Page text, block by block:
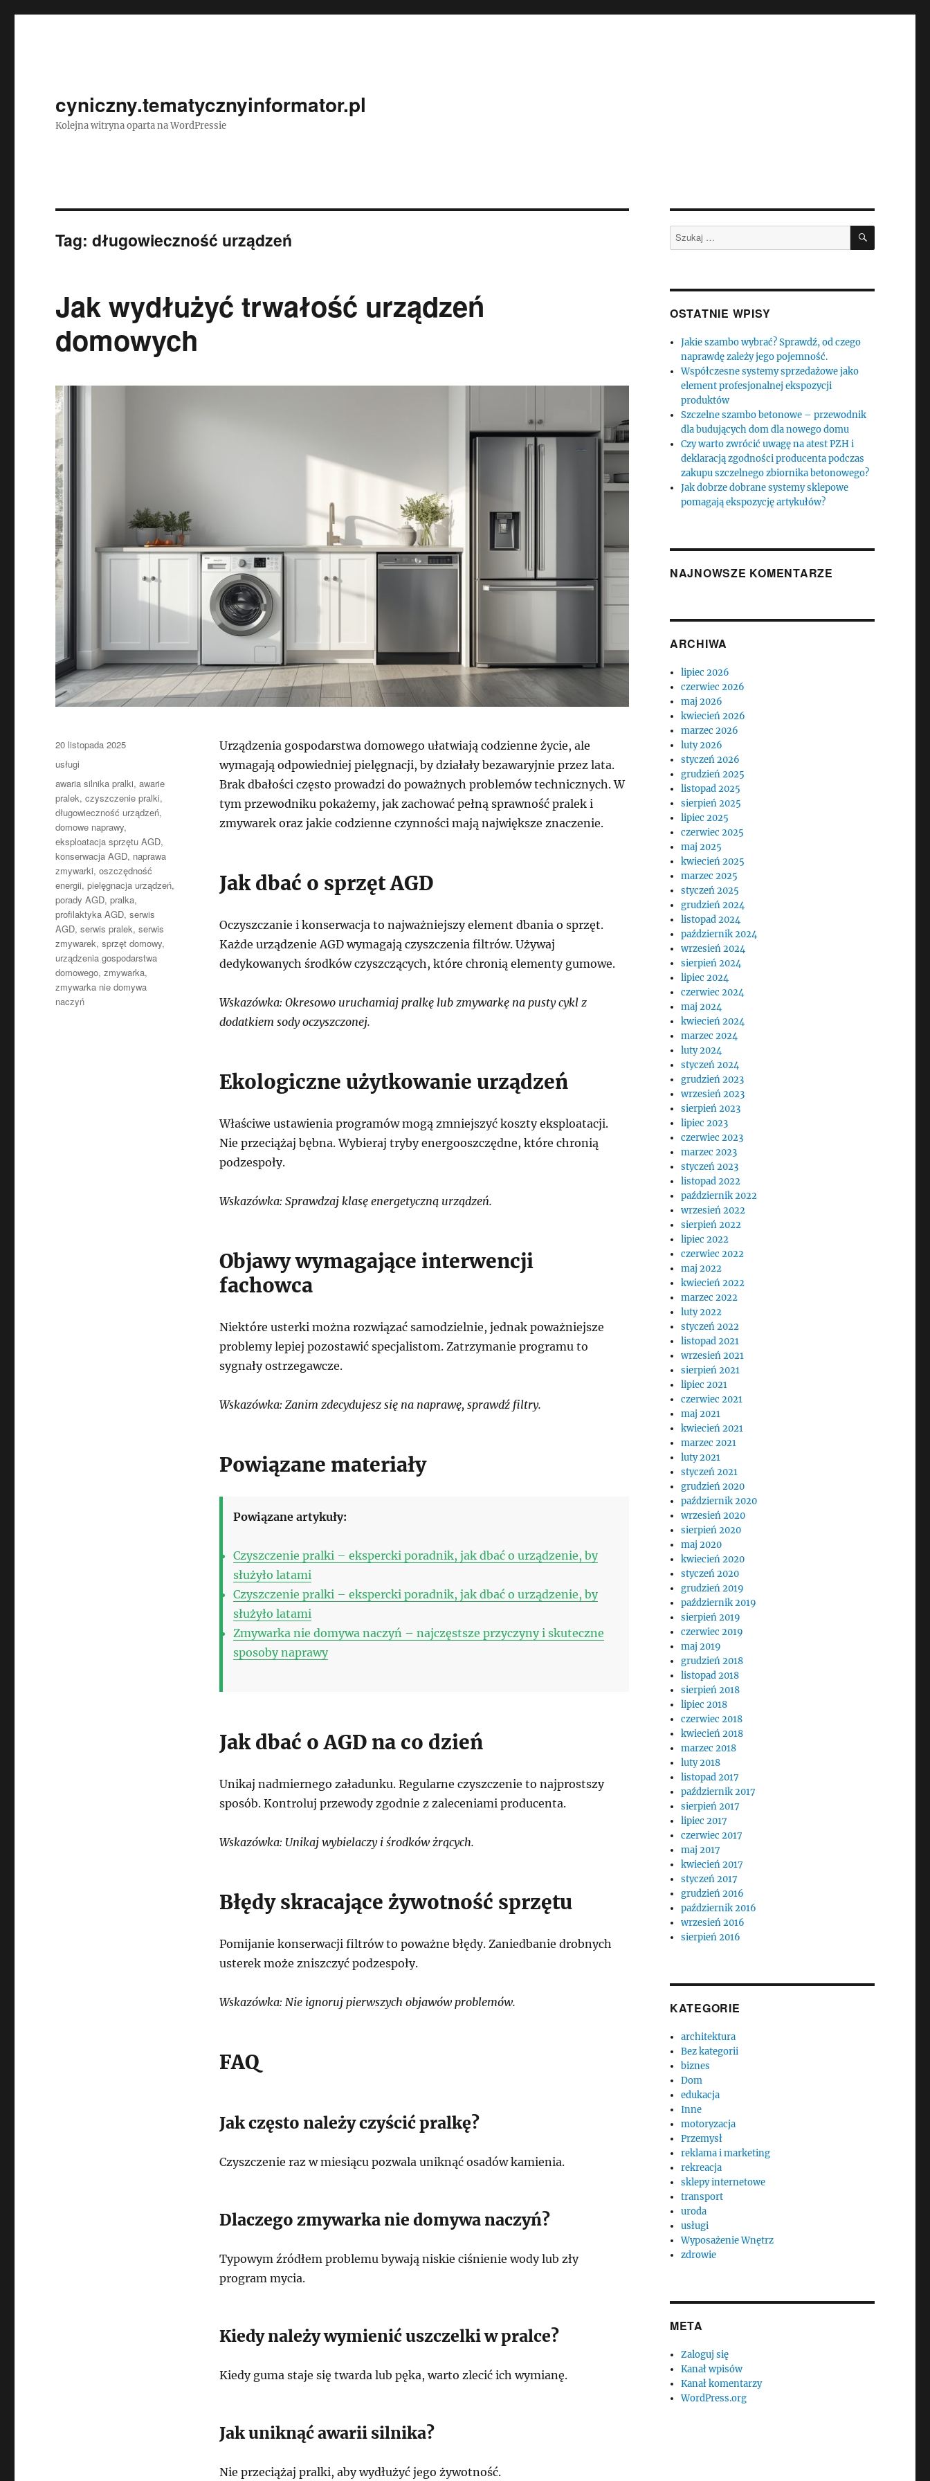
cyniczny.tematycznyinformator.pl
Kolejna witryna oparta na WordPressie
Tag:długowieczność urządzeń
Jak wydłużyć trwałość urządzeń
domowych
Urządzenia gospodarstwa domowego ułatwiają codzienne życie, ale
wymagają odpowiedniej pielęgnacji, by działały bezawaryjnie przez lata.
Brak dbałości często prowadzi do poważnych problemów technicznych. W
tym przewodniku pokażemy, jak zachować pełną sprawność pralek i
zmywarek oraz jakie codzienne czynności mają największe znaczenie.
Jak dbać o sprzęt AGD
Oczyszczanie i konserwacja to najważniejszy element dbania o sprzęt.
Każde urządzenie AGD wymagają czyszczenia filtrów. Używaj
dedykowanych środków czyszczących, które chronią elementy gumowe.
Wskazówka: Okresowo uruchamiaj pralkę lub zmywarkę na pusty cykl z
dodatkiem sody oczyszczonej.
Ekologiczne użytkowanie urządzeń
Właściwe ustawienia programów mogą zmniejszyć koszty eksploatacji.
Nie przeciążaj bębna. Wybieraj tryby energooszczędne, które chronią
podzespoły.
Wskazówka: Sprawdzaj klasę energetyczną urządzeń.
Objawy wymagające interwencji
fachowca
Niektóre usterki można rozwiązać samodzielnie, jednak poważniejsze
problemy lepiej pozostawić specjalistom. Zatrzymanie programu to
sygnały ostrzegawcze.
Wskazówka: Zanim zdecydujesz się na naprawę, sprawdź filtry.
Powiązane materiały
Powiązane artykuły:
Czyszczenie pralki – ekspercki poradnik, jak dbać o urządzenie, by
służyło latami
Czyszczenie pralki – ekspercki poradnik, jak dbać o urządzenie, by
służyło latami
Zmywarka nie domywa naczyń – najczęstsze przyczyny i skuteczne
sposoby naprawy
Jak dbać o AGD na co dzień
Unikaj nadmiernego załadunku. Regularne czyszczenie to najprostszy
sposób. Kontroluj przewody zgodnie z zaleceniami producenta.
Wskazówka: Unikaj wybielaczy i środków żrących.
Błędy skracające żywotność sprzętu
Pomijanie konserwacji filtrów to poważne błędy. Zaniedbanie drobnych
usterek może zniszczyć podzespoły.
Wskazówka: Nie ignoruj pierwszych objawów problemów.
FAQ
Jak często należy czyścić pralkę?
Czyszczenie raz w miesiącu pozwala uniknąć osadów kamienia.
Dlaczego zmywarka nie domywa naczyń?
Typowym źródłem problemu bywają niskie ciśnienie wody lub zły
program mycia.
Kiedy należy wymienić uszczelki w pralce?
Kiedy guma staje się twarda lub pęka, warto zlecić ich wymianę.
Jak uniknąć awarii silnika?
Nie przeciążaj pralki, aby wydłużyć jego żywotność.
Data
publikacji
20 listopada 2025
Kategorie
usługi
Tagi
awaria silnika pralki,awarie
pralek,czyszczenie pralki,
długowieczność urządzeń,
domowe naprawy,
eksploatacja sprzętu AGD,
konserwacja AGD, naprawa
zmywarki,oszczędność
energii,pielęgnacja urządzeń,
porady AGD,pralka,
profilaktyka AGD,serwis
AGD,serwis pralek,serwis
zmywarek,sprzęt domowy,
urządzenia gospodarstwa
domowego,zmywarka,
zmywarka nie domywa
naczyń
Szukaj: SZUKAJ
OSTATNIE WPISY
Jakie szambo wybrać? Sprawdź, od czego
naprawdę zależy jego pojemność.
Współczesne systemy sprzedażowe jako
element profesjonalnej ekspozycji
produktów
Szczelne szambo betonowe – przewodnik
dla budujących dom dla nowego domu
Czy warto zwrócić uwagę na atest PZH i
deklaracją zgodności producenta podczas
zakupu szczelnego zbiornika betonowego?
Jak dobrze dobrane systemy sklepowe
pomagają ekspozycję artykułów?
NAJNOWSZE KOMENTARZE
ARCHIWA
lipiec 2026
czerwiec 2026
maj 2026
kwiecień 2026
marzec 2026
luty 2026
styczeń 2026
grudzień 2025
listopad 2025
sierpień 2025
lipiec 2025
czerwiec 2025
maj 2025
kwiecień 2025
marzec 2025
styczeń 2025
grudzień 2024
listopad 2024
październik 2024
wrzesień 2024
sierpień 2024
lipiec 2024
czerwiec 2024
maj 2024
kwiecień 2024
marzec 2024
luty 2024
styczeń 2024
grudzień 2023
wrzesień 2023
sierpień 2023
lipiec 2023
czerwiec 2023
marzec 2023
styczeń 2023
listopad 2022
październik 2022
wrzesień 2022
sierpień 2022
lipiec 2022
czerwiec 2022
maj 2022
kwiecień 2022
marzec 2022
luty 2022
styczeń 2022
listopad 2021
wrzesień 2021
sierpień 2021
lipiec 2021
czerwiec 2021
maj 2021
kwiecień 2021
marzec 2021
luty 2021
styczeń 2021
grudzień 2020
październik 2020
wrzesień 2020
sierpień 2020
maj 2020
kwiecień 2020
styczeń 2020
grudzień 2019
październik 2019
sierpień 2019
czerwiec 2019
maj 2019
grudzień 2018
listopad 2018
sierpień 2018
lipiec 2018
czerwiec 2018
kwiecień 2018
marzec 2018
luty 2018
listopad 2017
październik 2017
sierpień 2017
lipiec 2017
czerwiec 2017
maj 2017
kwiecień 2017
styczeń 2017
grudzień 2016
październik 2016
wrzesień 2016
sierpień 2016
KATEGORIE
architektura
Bez kategorii
biznes
Dom
edukacja
Inne
motoryzacja
Przemysł
reklama i marketing
rekreacja
sklepy internetowe
transport
uroda
usługi
Wyposażenie Wnętrz
zdrowie
META
Zaloguj się
Kanał wpisów
Kanał komentarzy
WordPress.org